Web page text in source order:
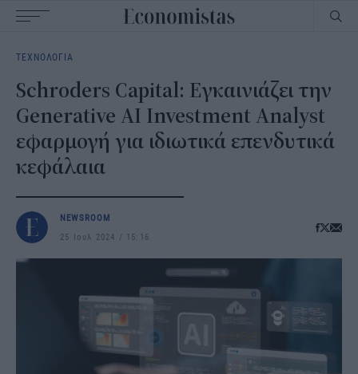
navigation
ΤΕΧΝΟΛΟΓΙΑ
Schroders Capital: Εγκαινιάζει την
Generative AI Investment Analyst
εφαρμογή για ιδιωτικά επενδυτικά
κεφάλαια
NEWSROOM
25 Ιουλ 2024
15:16